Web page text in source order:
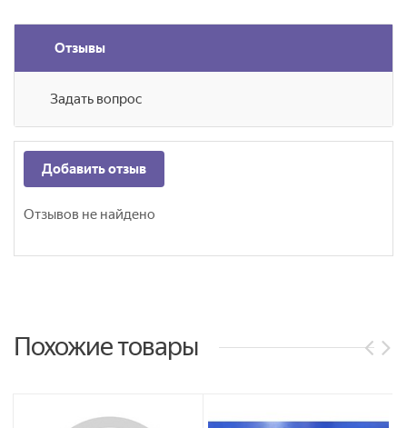
Отзывы
Задать вопрос
Добавить отзыв
Отзывов не найдено
Похожие товары